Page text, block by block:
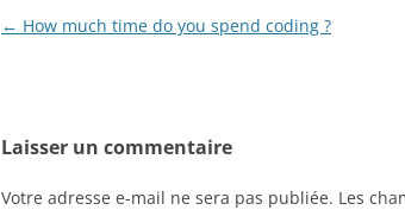
Navigation
← How much time do you spend coding ?
Laisser un commentaire
Votre adresse e-mail ne sera pas publiée. Les